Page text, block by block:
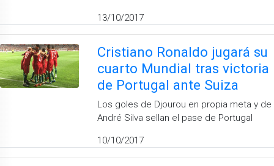
13/10/2017
Cristiano Ronaldo jugará su
cuarto Mundial tras victoria
de Portugal ante Suiza
Los goles de Djourou en propia meta y de
André Silva sellan el pase de Portugal
10/10/2017